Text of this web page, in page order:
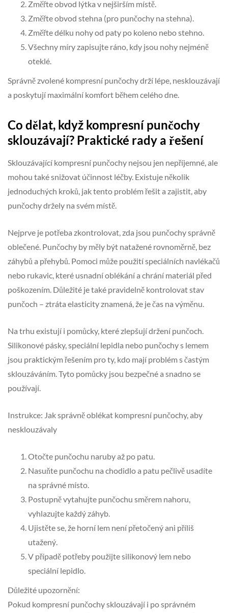
Změřte obvod lýtka v nejširším místě.
Změřte obvod stehna (pro punčochy na stehna).
Změřte délku nohy od paty po koleno nebo stehno.
Všechny míry zapisujte ráno, kdy jsou nohy nejméně
oteklé.
Správně zvolené kompresní punčochy drží lépe, nesklouzávají
a poskytují maximální komfort během celého dne.
Co dělat, když kompresní punčochy
sklouzávají? Praktické rady a řešení
Sklouzávající kompresní punčochy nejsou jen nepříjemné, ale
mohou také snižovat účinnost léčby. Existuje několik
jednoduchých kroků, jak tento problém řešit a zajistit, aby
punčochy držely na svém místě.
Nejprve je potřeba zkontrolovat, zda jsou punčochy správně
oblečené. Punčochy by měly být natažené rovnoměrně, bez
záhybů a přehybů. Pomoci může použití speciálních navlékačů
nebo rukavic, které usnadní oblékání a chrání materiál před
poškozením. Důležité je také pravidelně kontrolovat stav
punčoch – ztráta elasticity znamená, že je čas na výměnu.
Na trhu existují i pomůcky, které zlepšují držení punčoch.
Silikonové pásky, speciální lepidla nebo punčochy s lemem
jsou praktickým řešením pro ty, kdo mají problém s častým
sklouzáváním. Tyto pomůcky jsou bezpečné a snadno se
používají.
Instrukce: Jak správně oblékat kompresní punčochy, aby
nesklouzávaly
Otočte punčochu naruby až po patu.
Nasuňte punčochu na chodidlo a patu pečlivě usadíte
na správné místo.
Postupně vytahujte punčochu směrem nahoru,
vyhlazujte každý záhyb.
Ujistěte se, že horní lem není přetočený ani příliš
utažený.
V případě potřeby použijte silikonový lem nebo
speciální lepidlo.
Důležité upozornění:
Pokud kompresní punčochy sklouzávají i po správném